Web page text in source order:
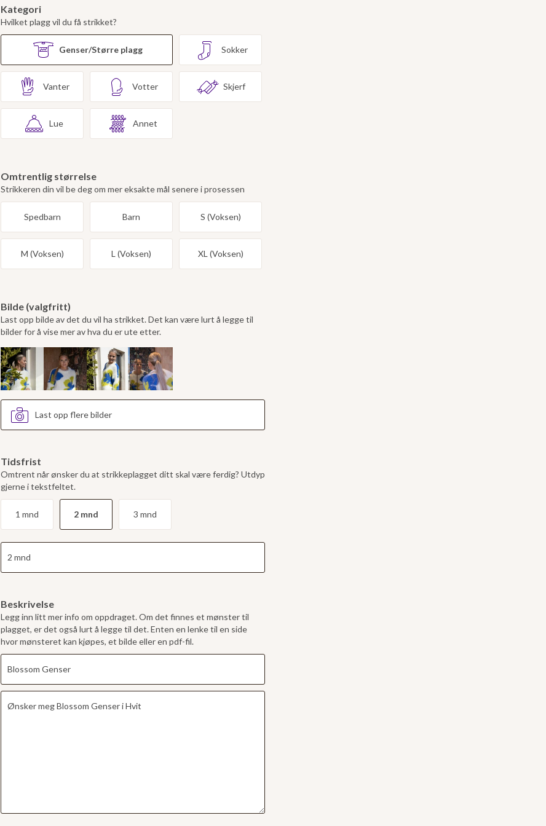
Kategori
Hvilket plagg vil du få strikket?
Genser/Større plagg Sokker
Vanter Votter Skjerf
Lue Annet
Omtrentlig størrelse
Strikkeren din vil be deg om mer eksakte mål senere i prosessen
Spedbarn Barn S (Voksen)
M (Voksen) L (Voksen) XL (Voksen)
Bilde (valgfritt)
Last opp bilde av det du vil ha strikket. Det kan være lurt å legge til
bilder for å vise mer av hva du er ute etter.
Last opp flere bilder
Tidsfrist
Omtrent når ønsker du at strikkeplagget ditt skal være ferdig? Utdyp
gjerne i tekstfeltet.
1 mnd 2 mnd 3 mnd
Beskrivelse
Legg inn litt mer info om oppdraget. Om det finnes et mønster til
plagget, er det også lurt å legge til det. Enten en lenke til en side
hvor mønsteret kan kjøpes, et bilde eller en pdf-fil.